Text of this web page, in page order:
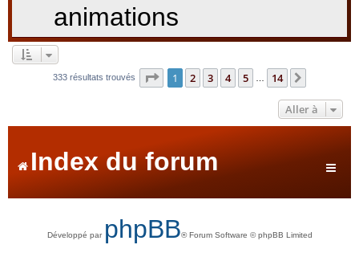
animations
333 résultats trouvés Page 1sur14
1 2 3 4 5 14
Aller à
Index du forum
Développé par phpBB® Forum Software © phpBB Limited